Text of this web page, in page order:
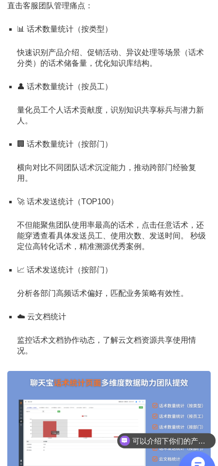
直击客服团队管理痛点：
📊 话术数量统计（按类型）
快速识别产品介绍、促销活动、异议处理等场景（话术
分类）的话术储备量，优化知识库结构。
👤 话术数量统计（按员工）
量化员工个人话术贡献度，识别知识共享标兵与潜力新
人。
🏢 话术数量统计（按部门）
横向对比不同团队话术沉淀能力，推动跨部门经验复
用。
🚀 话术发送统计（TOP100）
不但能聚焦团队使用率最高的话术，点击任意话术，还
能穿透查看具体发送员工、使用次数、发送时间。 秒级
定位高转化话术，精准溯源优秀案例。
📈 话术发送统计（按部门）
分析各部门高频话术偏好，匹配业务策略有效性。
☁️ 云文档统计
监控话术文档协作动态，了解云文档资源共享使用情
况。
可以介绍下你们的产品么？